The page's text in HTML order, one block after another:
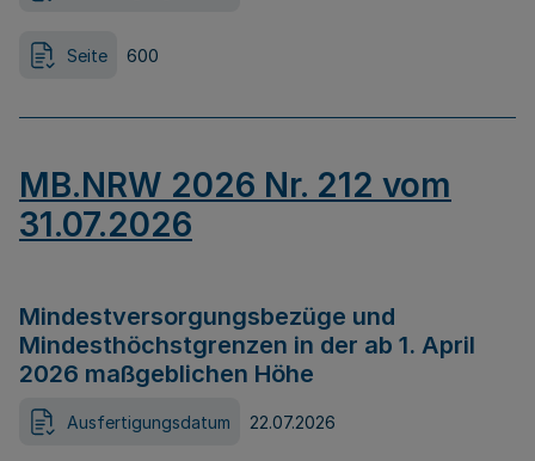
Seite 600
MB.NRW 2026 Nr. 212 vom
31.07.2026
Mindestversorgungsbezüge und
Mindesthöchstgrenzen in der ab 1. April
2026 maßgeblichen Höhe
Ausfertigungsdatum 22.07.2026